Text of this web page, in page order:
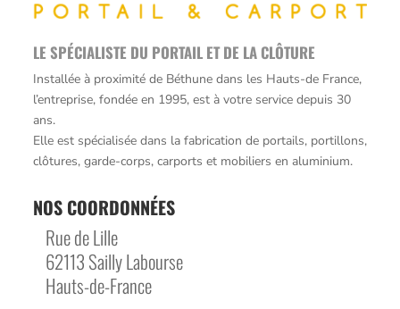
LE SPÉCIALISTE DU PORTAIL ET DE LA CLÔTURE
Installée à proximité de Béthune dans les Hauts-de France,
l’entreprise, fondée en 1995, est à votre service depuis 30
ans.
Elle est spécialisée dans la fabrication de portails, portillons,
clôtures, garde-corps, carports et mobiliers en aluminium.
NOS COORDONNÉES
Rue de Lille
62113 Sailly Labourse
Hauts-de-France